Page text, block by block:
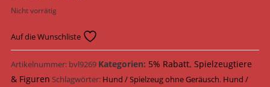
Nicht vorrätig
Auf die Wunschliste
Artikelnummer: bvl9269 Kategorien: 5% Rabatt, Spielzeugtiere
& Figuren Schlagwörter: Hund / Spielzeug ohne Geräusch, Hund /